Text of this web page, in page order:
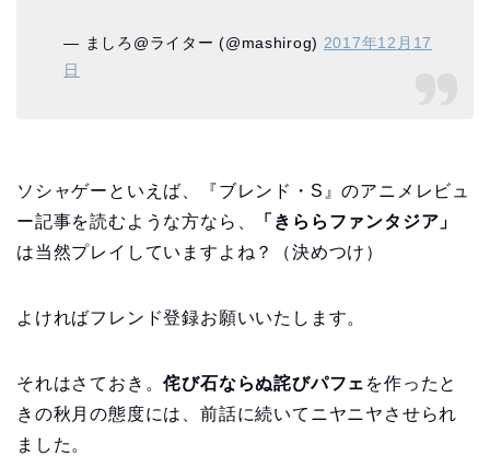
— ましろ@ライター (@mashirog) 2017年12月17
日
ソシャゲーといえば、『ブレンド・S』のアニメレビュ
ー記事を読むような方なら、
「きららファンタジア」
は当然プレイしていますよね？（決めつけ）
よければフレンド登録お願いいたします。
それはさておき。侘び石ならぬ詫びパフェ を作ったと
きの秋月の態度には、前話に続いてニヤニヤさせられ
ました。